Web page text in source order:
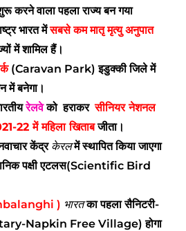
वाला पहला राज्य बन गया
भारत मेंसबसे कम मातृ मृत्यु अनुपात
में शामिल हैं।
(Caravan Park) इडुक्की जिले में
में बनेगा।
रेलवेको हराकरसीनियर नेशनल
22 मेंमहिलाखिताबजीता।
केंद्र केरलमें स्थापित किया जाएगा
पक्षी एटलस(Scientific Bird
) भारतका पहला सैनिटरी-
Napkin Free Village) होगा